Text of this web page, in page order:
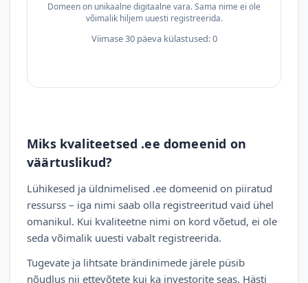
Domeen on unikaalne digitaalne vara. Sama nime ei ole
võimalik hiljem uuesti registreerida.
Viimase 30 päeva külastused: 0
Miks kvaliteetsed .ee domeenid on
väärtuslikud?
Lühikesed ja üldnimelised .ee domeenid on piiratud
ressurss – iga nimi saab olla registreeritud vaid ühel
omanikul. Kui kvaliteetne nimi on kord võetud, ei ole
seda võimalik uuesti vabalt registreerida.
Tugevate ja lihtsate brändinimede järele püsib
nõudlus nii ettevõtete kui ka investorite seas. Hästi